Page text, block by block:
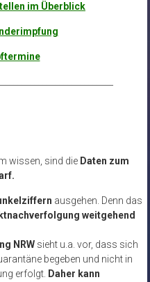
im Überblick
wissen, sind die Daten zum
ausgehen. Denn das
weitgehend
NRWsieht u.a. vor, dass sich
begeben und nicht in
erfolgt. Daher kann